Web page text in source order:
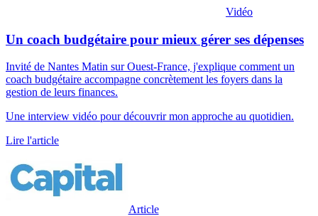
Vidéo
Un coach budgétaire pour mieux gérer ses dépenses
Invité de Nantes Matin sur Ouest-France, j'explique comment un
coach budgétaire accompagne concrètement les foyers dans la
gestion de leurs finances.
Une interview vidéo pour découvrir mon approche au quotidien.
Lire l'article
Article